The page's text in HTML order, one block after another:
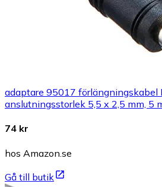
adaptare 95017 förlängningskabel
anslutningsstorlek 5,5 x 2,5 mm, 5
74 kr
hos Amazon.se
Gå till butik